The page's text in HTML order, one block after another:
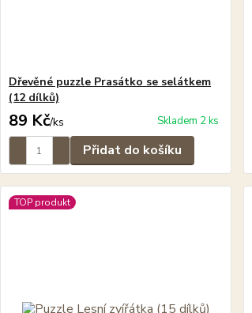
Dřevěné puzzle Prasátko se selátkem
(12 dílků)
89 Kč/ks Skladem 2 ks
Přidat do košíku
TOP produkt